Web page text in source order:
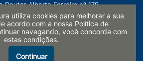
Doutor Alberto Ferreira nº 179
SP - CEP: 13481-900
utiliza cookies para melhorar a sua
acordo com a nossa Política de
navegando, você concorda com
estas condições.
Continuar